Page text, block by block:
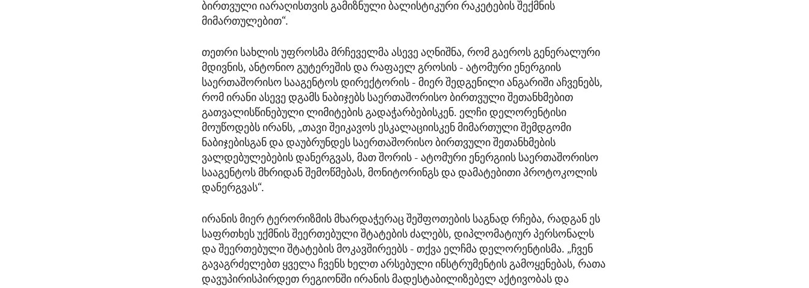
ბირთვული იარაღისთვის გამიზნული ბალისტიკური რაკეტების შექმნის
მიმართულებით“.
თეთრი სახლის უფროსმა მრჩეველმა ასევე აღნიშნა, რომ გაეროს გენერალური
მდივნის, ანტონიო გუტერეშის და რაფაელ გროსის - ატომური ენერგიის
საერთაშორისო სააგენტოს დირექტორის - მიერ შედგენილი ანგარიში აჩვენებს,
რომ ირანი ასევე დგამს ნაბიჯებს საერთაშორისო ბირთვული შეთანხმებით
გათვალისწინებული ლიმიტების გადაჭარბებისკენ. ელჩი დელორენტისი
მოუწოდებს ირანს, „თავი შეიკავოს ესკალაციისკენ მიმართული შემდგომი
ნაბიჯებისგან და დაუბრუნდეს საერთაშორისო ბირთვული შეთანხმების
ვალდებულებების დანერგვას, მათ შორის - ატომური ენერგიის საერთაშორისო
სააგენტოს მხრიდან შემოწმებას, მონიტორინგს და დამატებითი პროტოკოლის
დანერგვას“.
ირანის მიერ ტერორიზმის მხარდაჭერაც შეშფოთების საგნად რჩება, რადგან ეს
საფრთხეს უქმნის შეერთებული შტატების ძალებს, დიპლომატიურ პერსონალს
და შეერთებული შტატების მოკავშირეებს - თქვა ელჩმა დელორენტისმა. „ჩვენ
გავაგრძელებთ ყველა ჩვენს ხელთ არსებული ინსტრუმენტის გამოყენებას, რათა
დავუპირისპირდეთ რეგიონში ირანის მადესტაბილიზებელ აქტივობას და